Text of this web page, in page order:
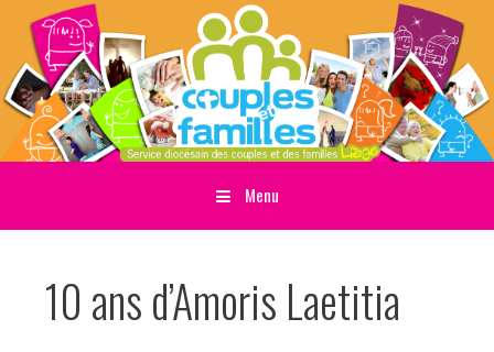
Menu
10 ans d’Amoris Laetitia